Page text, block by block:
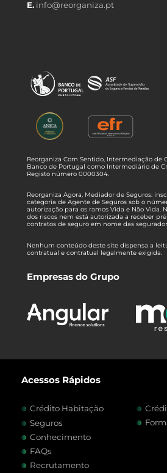
E. info@reorganiza.pt
Reorganiza Com Sentido, Intermediação de
Banco de Portugal como Intermediário de
Registo número 0000304.
Reorganiza Agora, Mediador de Seguros:
categoria de Agente de Seguros sob o
autorização para os ramos Vida e Não Vida.
dos riscos nem está autorizada a receber
contratos de seguro em nome das
Nenhum conteúdo deste site dispensa a
contratual e contratual legalmente exigida.
Empresas do Grupo
Acessos Rápidos
Crédito Habitação
Seguros
Conhecimento
FAQs
Recrutamento